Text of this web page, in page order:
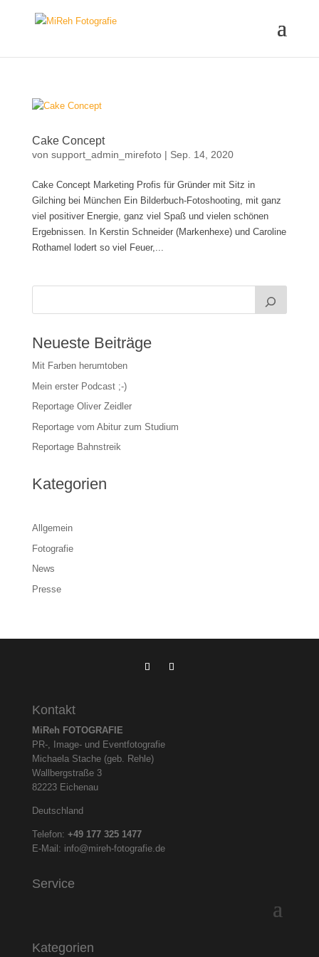
Cake Concept
von support_admin_mirefoto| Sep. 14, 2020
Cake Concept Marketing Profis für Gründer mit Sitz in
Gilching bei München Ein Bilderbuch-Fotoshooting, mit ganz
viel positiver Energie, ganz viel Spaß und vielen schönen
Ergebnissen. In Kerstin Schneider (Markenhexe) und Caroline
Rothamel lodert so viel Feuer,...
Neueste Beiträge
Mit Farben herumtoben
Mein erster Podcast ;-)
Reportage Oliver Zeidler
Reportage vom Abitur zum Studium
Reportage Bahnstreik
Kategorien
Allgemein
Fotografie
News
Presse
Kontakt
MiReh FOTOGRAFIE
PR-, Image- und Eventfotografie
Michaela Stache (geb. Rehle)
Wallbergstraße 3
82223 Eichenau
Deutschland
Telefon: +49 177 325 1477
E-Mail: info@mireh-fotografie.de
Service
Kategorien